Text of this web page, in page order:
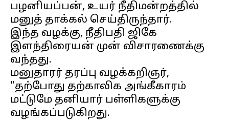
பழனியப்பன், உயர் நீதிமன்றத்தில்
மனுத் தாக்கல் செய்திருந்தார்.
இந்த வழக்கு, நீதிபதி ஜிகே
இளந்திரையன் முன் விசாரணைக்கு
வந்தது.
மனுதாரர் தரப்பு வழக்கறிஞர்,
"தற்போது தற்காலிக அங்கீகாரம்
மட்டுமே தனியார் பள்ளிகளுக்கு
வழங்கப்படுகிறது.